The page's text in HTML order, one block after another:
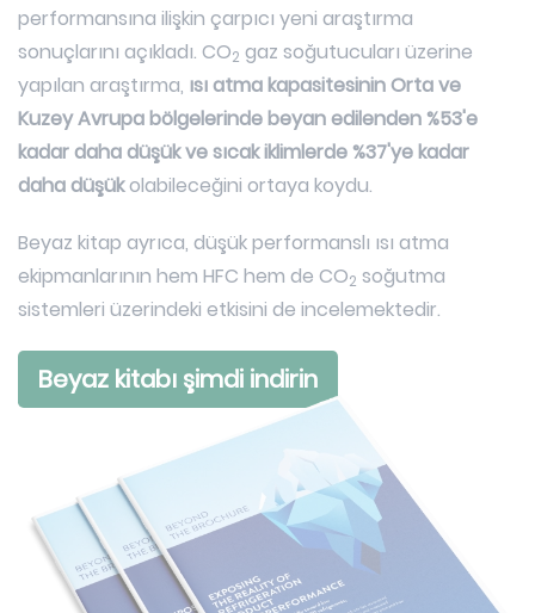
performansına ilişkin çarpıcı yeni araştırma
sonuçlarını açıkladı. CO2 gaz soğutucuları üzerine
yapılan araştırma, ısı atma kapasitesinin Orta ve
Kuzey Avrupa bölgelerinde beyan edilenden %53'e
kadar daha düşükve sıcak iklimlerde %37'ye kadar
daha düşükolabileceğini ortaya koydu.
Beyaz kitap ayrıca, düşük performanslı ısı atma
ekipmanlarının hem HFC hem de CO2 soğutma
sistemleri üzerindeki etkisini de incelemektedir.
Beyaz kitabı şimdi indirin